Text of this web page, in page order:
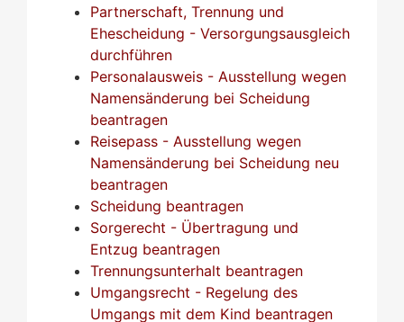
Partnerschaft, Trennung und
Ehescheidung - Versorgungsausgleich
durchführen
Personalausweis - Ausstellung wegen
Namensänderung bei Scheidung
beantragen
Reisepass - Ausstellung wegen
Namensänderung bei Scheidung neu
beantragen
Scheidung beantragen
Sorgerecht - Übertragung und
Entzug beantragen
Trennungsunterhalt beantragen
Umgangsrecht - Regelung des
Umgangs mit dem Kind beantragen